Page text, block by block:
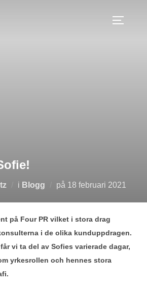
i Blogg på Publicerat
18 februari 2021
på Four PR vilket i stora drag
i de olika kunduppdragen.
vi ta del av Sofies varierade dagar,
yrkesrollen och hennes stora